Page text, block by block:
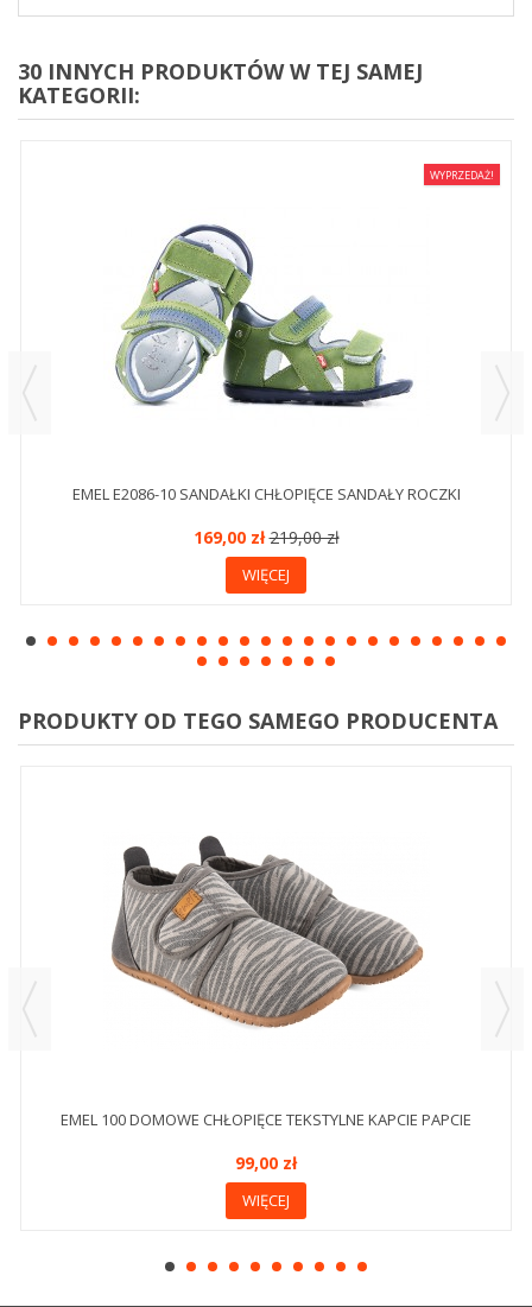
30 INNYCH PRODUKTÓW W TEJ SAMEJ
KATEGORII:
WYPRZEDAŻ!
EMEL E2086-10 SANDAŁKI CHŁOPIĘCE SANDAŁY ROCZKI
169,00 zł219,00 zł
WIĘCEJ
PRODUKTY OD TEGO SAMEGO PRODUCENTA
EMEL 100 DOMOWE CHŁOPIĘCE TEKSTYLNE KAPCIE PAPCIE
99,00 zł
WIĘCEJ